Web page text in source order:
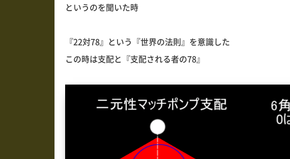
というのを聞いた時
『22対78』という『世界の法則』を意識した
この時は支配と『支配される者の78』